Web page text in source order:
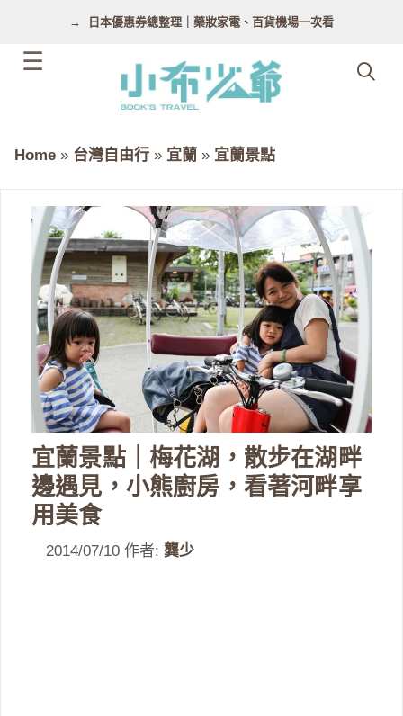
日本優惠券總整理｜藥妝家電、百貨機場一次看
Home » 台灣自由行 » 宜蘭 » 宜蘭景點
宜蘭景點｜梅花湖，散步在湖畔
邊遇見，小熊廚房，看著河畔享
用美食
2014/07/10 作者: 龔少